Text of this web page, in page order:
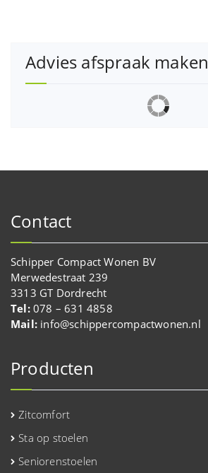
Advies afspraak maken
Contact
Schipper Compact Wonen BV
Merwedestraat 239
3313 GT Dordrecht
Tel:078 – 631 4858
Mail: info@schippercompactwonen.nl
Producten
Zitcomfort
Sta op stoelen
Seniorenstoelen